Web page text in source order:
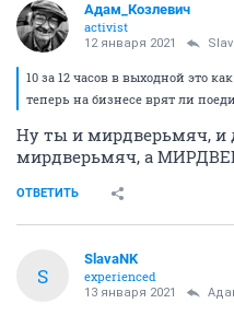
Адам_Козлевич
activist
12 января 2021
10 за 12 часов в выходной это
теперь на бизнесе врят ли
Ну ты и мирдверьмяч, и
мирдверьмяч, а
ОТВЕТИТЬ
S
SlavaNK
experienced
13 января 2021